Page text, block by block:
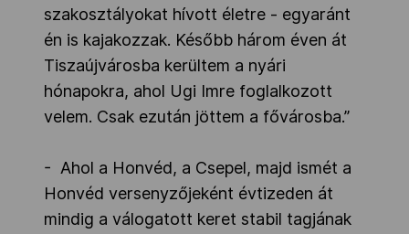
szakosztályokat hívott életre - egyaránt
én is kajakozzak. Később három éven át
Tiszaújvárosba kerültem a nyári
hónapokra, ahol Ugi Imre foglalkozott
velem. Csak ezután jöttem a fővárosba.”
- Ahol a Honvéd, a Csepel, majd ismét a
Honvéd versenyzőjeként évtizeden át
mindig a válogatott keret stabil tagjának